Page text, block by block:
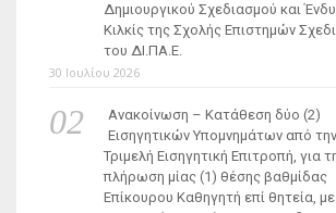
Δημιουργικού Σχεδιασμού και
Κιλκίς της Σχολής Επιστημών
του ΔΙ.ΠΑ.Ε.
30 Ιουλίου 2026
Ανακοίνωση – Κατάθεση δύο (2)
Εισηγητικών Υπομνημάτων από την
Τριμελή Εισηγητική Επιτροπή, για
πλήρωση μίας (1) θέσης βαθμίδας
Επίκουρου Καθηγητή επί θητεία, με